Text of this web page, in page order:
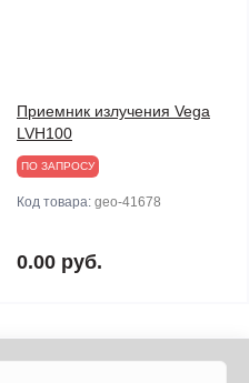
Приемник излучения Vega
LVH100
ПО ЗАПРОСУ
Код товара: geo-41678
0.00 руб.